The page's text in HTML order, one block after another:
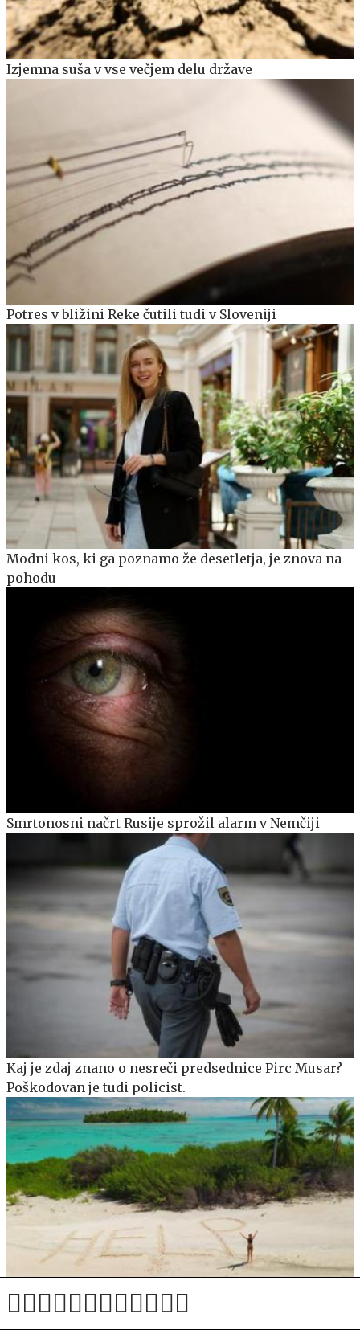
Izjemna suša v vse večjem delu države
Potres v bližini Reke čutili tudi v Sloveniji
Modni kos, ki ga poznamo že desetletja, je znova na
pohodu
Smrtonosni načrt Rusije sprožil alarm v Nemčiji
Kaj je zdaj znano o nesreči predsednice Pirc Musar?
Poškodovan je tudi policist.